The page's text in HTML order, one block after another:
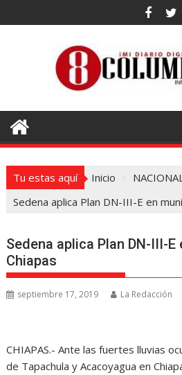
al
Tu estas aquí Inicio
Sedena aplica Plan DN-III-E en
Sedena aplica Plan DN-III-
Chiapas
septiembre 17, 2019 La Redacción
CHIAPAS.- Ante las fuertes lluvias
de Tapachula y Acacoyagua en